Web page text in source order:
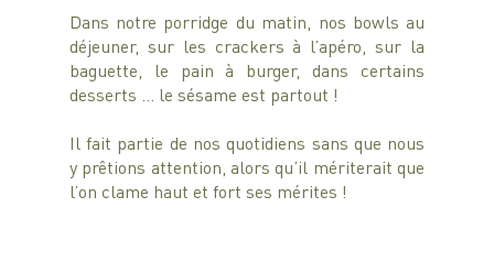
Dans notre porridge du matin, nos bowls au
déjeuner, sur les crackers à l’apéro, sur la
baguette, le pain à burger, dans certains
desserts … le sésame est partout !
Il fait partie de nos quotidiens sans que nous
y prêtions attention, alors qu’il mériterait que
l’on clame haut et fort ses mérites !